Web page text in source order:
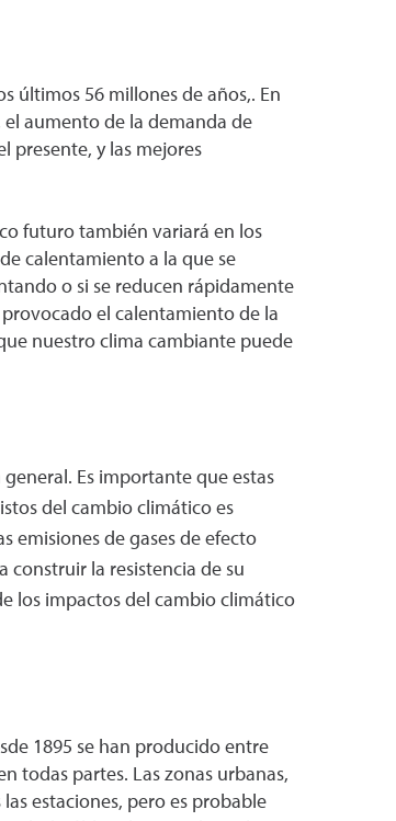
últimos 56 millones de años,. En
aumento de la demanda de
presente, y las mejores
futuro también variará en los
calentamiento a la que se
o si se reducen rápidamente
el calentamiento de la
nuestro clima cambiante puede
Es importante que estas
del cambio climático es
emisiones de gases de efecto
la resistencia de su
los impactos del cambio climático
1895 se han producido entre
todas partes. Las zonas urbanas,
estaciones, pero es probable